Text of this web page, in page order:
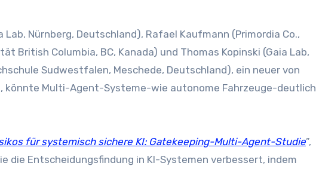
British Columbia, BC, Kanada) und Thomas Kopinski (Gaia Lab,
Sudwestfalen, Meschede, Deutschland), ein neuer von
könnte Multi-Agent-Systeme-wie autonome Fahrzeuge-deutlich
für systemisch sichere KI: Gatekeeping-Multi-Agent-Studie”,
die Entscheidungsfindung in KI-Systemen verbessert, indem